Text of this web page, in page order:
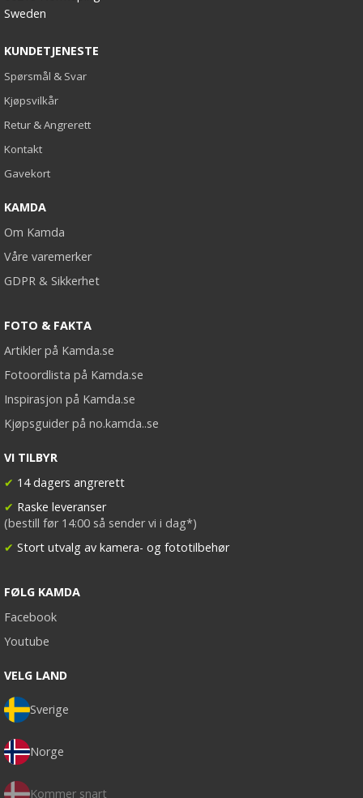
Sweden
KUNDETJENESTE
Spørsmål & Svar
Kjøpsvilkår
Retur & Angrerett
Kontakt
Gavekort
KAMDA
Om Kamda
Våre varemerker
GDPR & Sikkerhet
FOTO & FAKTA
Artikler på Kamda.se
Fotoordlista på Kamda.se
Inspirasjon på Kamda.se
Kjøpsguider på no.kamda..se
VI TILBYR
✔ 14 dagers angrerett
✔ Raske leveranser
(bestill før 14:00 så sender vi i dag*)
✔ Stort utvalg av kamera- og fototilbehør
FØLG KAMDA
Facebook
Youtube
VELG LAND
Sverige
Norge
Kommer snart